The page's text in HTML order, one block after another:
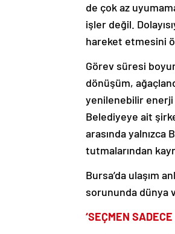
de çok az
işler değil.
hareket etmesini
Görev süresi
dönüşüm,
yenilenebilir
Belediyeye ait
arasında
tutmalarından
Bursa’da ulaşım
sorununda dünya
‘SEÇMEN